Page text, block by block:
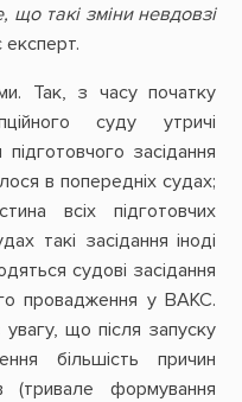
що такі зміни невдовзі
Так, з часу початку
суду утричі
засідання
в попередніх судах;
всіх підготовчих
такі засідання іноді
судові засідання
провадження у ВАКС.
що після запуску
більшість причин
(тривале формування